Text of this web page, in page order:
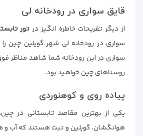
قایق سواری در رودخانه لی
از دیگر تفریحات خاطره انگیز درتور
سواری در رودخانه لی شهر گویلین چین
سواری در این رودخانه شما شاهد مناظر
روستاهای چین خواهید بود.
پیاده روی و کوهنوردی
یکی از بهترین مقاصد تابستانی در
هوانگشان، گویلین و تبت هستند که آب و